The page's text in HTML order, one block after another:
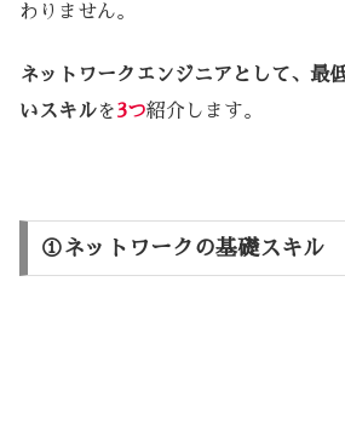
わりません。
ネットワークエンジニアとして、最
いスキルを3つ紹介します。
①ネットワークの基礎スキル